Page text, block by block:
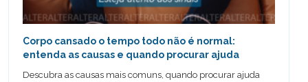
Corpo cansado o tempo todo não é normal:
entenda as causas e quando procurar ajuda
Descubra as causas mais comuns, quando procurar ajuda